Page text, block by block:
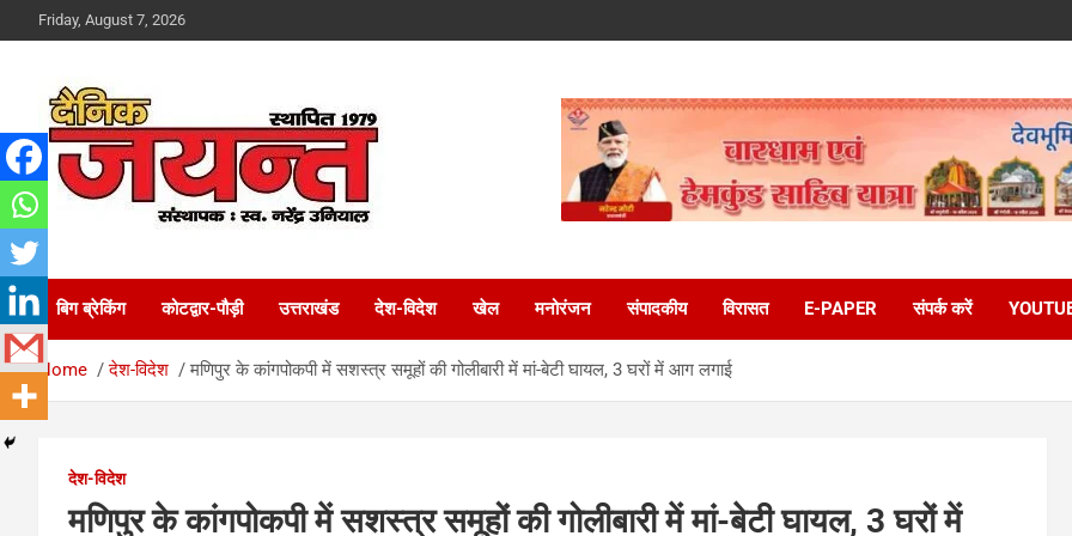
to
Friday, August 7, 2026
Dainik Jayant
बिग ब्रेकिंग कोटद्वार-पौड़ी उत्तराखंड देश-विदेश खेल मनोरंजन संपादकीय विरासत E-PAPER संपर्क करें
Home देश-विदेश मणिपुर के कांगपोकपी में सशस्त्र समूहों की गोलीबारी में मां-बेटी घायल, 3 घरों में आग लगाई
देश-विदेश
मणिपुर के कांगपोकपी में सशस्त्र समूहों की गोलीबारी में मां-बेटी घायल, 3 घरों में